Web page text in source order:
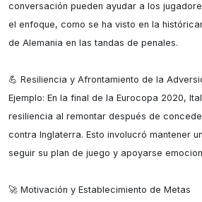
conversación pueden ayudar a los
el enfoque, como se ha visto en la
de Alemania en las tandas de penales.
💪 Resiliencia y Afrontamiento de la
Ejemplo: En la final de la Eurocopa 2020,
resiliencia al remontar después de
contra Inglaterra. Esto involucró mantener
seguir su plan de juego y apoyarse
🚀 Motivación y Establecimiento de Metas